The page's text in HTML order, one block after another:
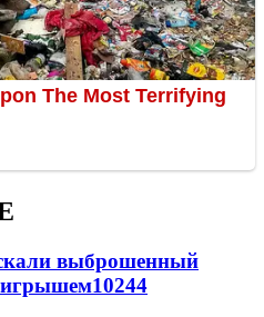
выброшенный
10244